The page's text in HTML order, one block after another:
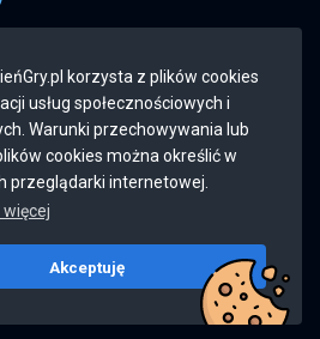
korzysta z plików cookies
usług społecznościowych i
Warunki przechowywania lub
cookies można określić w
przeglądarki internetowej.
więcej
Akceptuję
konta
Wszystkie prawa
v2.8.4